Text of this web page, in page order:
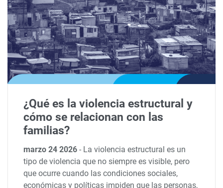
¿Qué es la violencia estructural y
cómo se relacionan con las
familias?
marzo 24 2026- La violencia estructural es un
tipo de violencia que no siempre es visible, pero
que ocurre cuando las condiciones sociales,
económicas y políticas impiden que las personas,